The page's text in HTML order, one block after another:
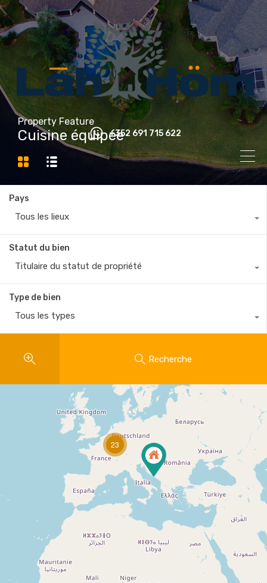
+352 691 715 622
Property Feature
Cuisine équipée
Pays
Tous les lieux
Statut du bien
Titulaire du statut de propriété
Type de bien
Tous les types
Recherche
23